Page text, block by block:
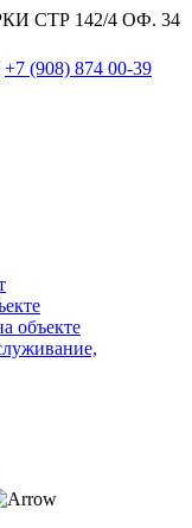
СТР 142/4 ОФ. 34
+7 (908) 874 00-39
объекте